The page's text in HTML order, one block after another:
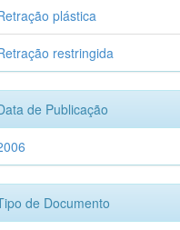
plástica
restringida
de Publicação
de Documento